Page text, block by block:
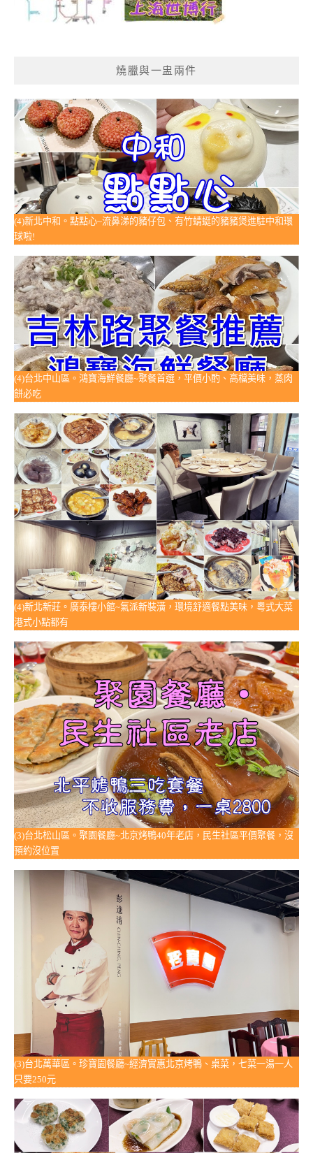
燒臘與一盅兩件
(4)新北中和。點點心~流鼻涕的豬仔包、有竹蜻蜓的豬豬煲進駐中和環
球啦!
(4)台北中山區。鴻寶海鮮餐廳~聚餐首選，平價小酌、高檔美味，蒸肉
餅必吃
(4)新北新莊。廣泰樓小館~氣派新裝潢，環境舒適餐點美味，粵式大菜
港式小點都有
(3)台北松山區。聚園餐廳~北京烤鴨40年老店，民生社區平價聚餐，沒
預約沒位置
(3)台北萬華區。珍寶園餐廳~經濟實惠北京烤鴨、桌菜，七菜一湯一人
只要250元